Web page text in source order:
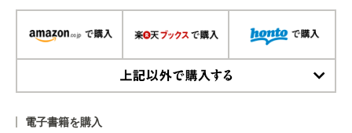
電子書籍を購入